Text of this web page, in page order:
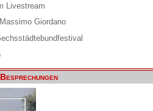
Livestream
Giordano